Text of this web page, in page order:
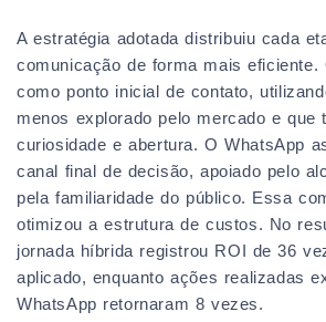
A estratégia adotada distribuiu cada
comunicação de forma mais eficiente.
como ponto inicial de contato,
menos explorado pelo mercado e que
curiosidade e abertura. O WhatsApp
canal final de decisão, apoiado pelo
pela familiaridade do público. Essa
otimizou a estrutura de custos. No
jornada híbrida registrou ROI de 36
aplicado, enquanto ações realizadas
WhatsApp retornaram 8 vezes.